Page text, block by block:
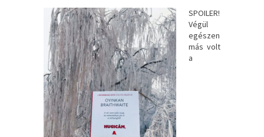
SPOILER!
Végül
egészen
más volt
a